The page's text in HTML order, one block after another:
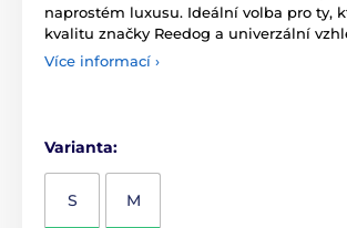
naprostém luxusu. Ideální volba pro ty,
kvalitu značky Reedog a univerzální
Více informací ›
Varianta:
S M